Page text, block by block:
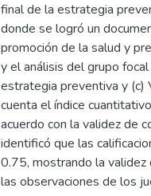
final de la estrategia
donde se logró un
promoción de la salud y
y el análisis del grupo
estrategia preventiva y (c)
cuenta el índice
acuerdo con la validez de
identificó que las
0.75, mostrando la
las observaciones de los